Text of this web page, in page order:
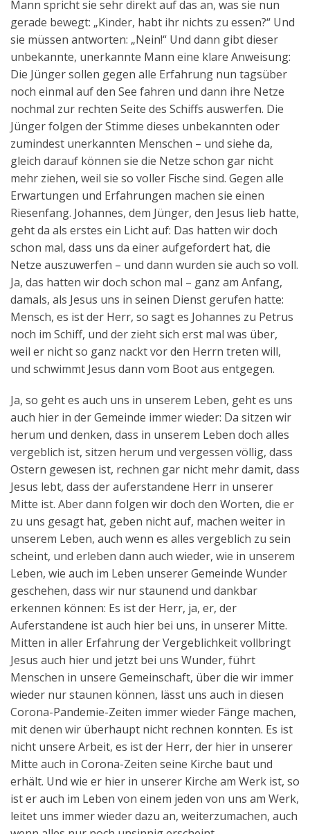
Mann spricht sie sehr direkt auf das an, was sie nun
gerade bewegt: „Kinder, habt ihr nichts zu essen?“ Und
sie müssen antworten: „Nein!“ Und dann gibt dieser
unbekannte, unerkannte Mann eine klare Anweisung:
Die Jünger sollen gegen alle Erfahrung nun tagsüber
noch einmal auf den See fahren und dann ihre Netze
nochmal zur rechten Seite des Schiffs auswerfen. Die
Jünger folgen der Stimme dieses unbekannten oder
zumindest unerkannten Menschen – und siehe da,
gleich darauf können sie die Netze schon gar nicht
mehr ziehen, weil sie so voller Fische sind. Gegen alle
Erwartungen und Erfahrungen machen sie einen
Riesenfang. Johannes, dem Jünger, den Jesus lieb hatte,
geht da als erstes ein Licht auf: Das hatten wir doch
schon mal, dass uns da einer aufgefordert hat, die
Netze auszuwerfen – und dann wurden sie auch so voll.
Ja, das hatten wir doch schon mal – ganz am Anfang,
damals, als Jesus uns in seinen Dienst gerufen hatte:
Mensch, es ist der Herr, so sagt es Johannes zu Petrus
noch im Schiff, und der zieht sich erst mal was über,
weil er nicht so ganz nackt vor den Herrn treten will,
und schwimmt Jesus dann vom Boot aus entgegen.
Ja, so geht es auch uns in unserem Leben, geht es uns
auch hier in der Gemeinde immer wieder: Da sitzen wir
herum und denken, dass in unserem Leben doch alles
vergeblich ist, sitzen herum und vergessen völlig, dass
Ostern gewesen ist, rechnen gar nicht mehr damit, dass
Jesus lebt, dass der auferstandene Herr in unserer
Mitte ist. Aber dann folgen wir doch den Worten, die er
zu uns gesagt hat, geben nicht auf, machen weiter in
unserem Leben, auch wenn es alles vergeblich zu sein
scheint, und erleben dann auch wieder, wie in unserem
Leben, wie auch im Leben unserer Gemeinde Wunder
geschehen, dass wir nur staunend und dankbar
erkennen können: Es ist der Herr, ja, er, der
Auferstandene ist auch hier bei uns, in unserer Mitte.
Mitten in aller Erfahrung der Vergeblichkeit vollbringt
Jesus auch hier und jetzt bei uns Wunder, führt
Menschen in unsere Gemeinschaft, über die wir immer
wieder nur staunen können, lässt uns auch in diesen
Corona-Pandemie-Zeiten immer wieder Fänge machen,
mit denen wir überhaupt nicht rechnen konnten. Es ist
nicht unsere Arbeit, es ist der Herr, der hier in unserer
Mitte auch in Corona-Zeiten seine Kirche baut und
erhält. Und wie er hier in unserer Kirche am Werk ist, so
ist er auch im Leben von einem jeden von uns am Werk,
leitet uns immer wieder dazu an, weiterzumachen, auch